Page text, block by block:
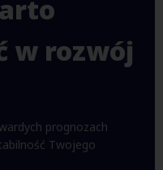
w rozwój
prognozach
Twojego